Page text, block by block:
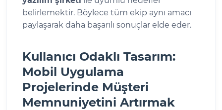
belirlemektir. Böylece tüm ekip aynı amacı
paylaşarak daha başarılı sonuçlar elde eder.
Kullanıcı Odaklı Tasarım:
Mobil Uygulama
Projelerinde Müşteri
Memnuniyetini Artırmak